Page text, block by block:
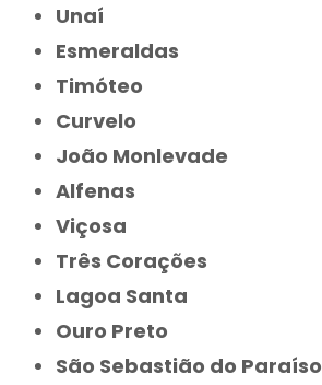
Unaí
Esmeraldas
Timóteo
Curvelo
João Monlevade
Alfenas
Viçosa
Três Corações
Lagoa Santa
Ouro Preto
São Sebastião do Paraíso